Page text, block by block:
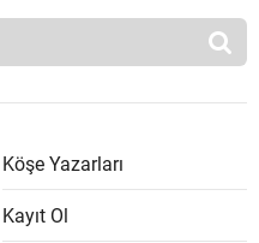
Köşe Yazarları
Kayıt Ol